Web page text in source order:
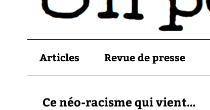
Articles Revue de presse
Ce néo-racisme qui vient…